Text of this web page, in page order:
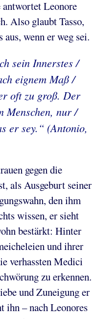
antwortet Leonore
Also glaubt Tasso,
wenn er weg sei.
sein Innerstes /
eignem Maß /
oft zu groß. Der
Menschen, nur /
er sey.“ (Antonio,
gegen die
als Ausgeburt seiner
den ihm
wissen, er sieht
bestärkt: Hinter
und ihrer
verhassten Medici
zu erkennen.
und Zuneigung er
ihn – nach Leonores